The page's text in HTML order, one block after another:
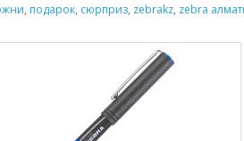
, подарок, сюрприз, zebrakz, zebra